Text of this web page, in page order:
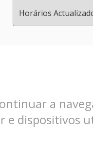
Horários
a
e dispositivos